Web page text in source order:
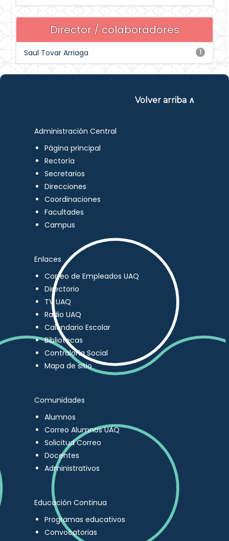
Director / colaboradores
1
Saul Tovar Arriaga
Volver arriba ∧
Administración Central
Página principal
Rectoría
Secretarios
Direcciones
Coordinaciones
Facultades
Campus
Enlaces
Correo de Empleados UAQ
Directorio
TV UAQ
Radio UAQ
Calendario Escolar
Bibliotecas
Contraloría Social
Mapa de sitio
Comunidades
Alumnos
Correo Alumnos UAQ
Solicitud Correo
Docentes
Administrativos
Educación Continua
Programas educativos
Convocatorias